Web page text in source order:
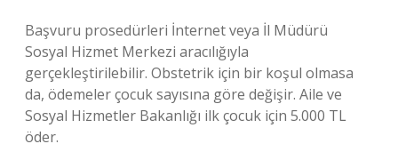
Başvuru prosedürleri İnternet veya İl Müdürü
Sosyal Hizmet Merkezi aracılığıyla
gerçekleştirilebilir. Obstetrik için bir koşul olmasa
da, ödemeler çocuk sayısına göre değişir. Aile ve
Sosyal Hizmetler Bakanlığı ilk çocuk için 5.000 TL
öder.